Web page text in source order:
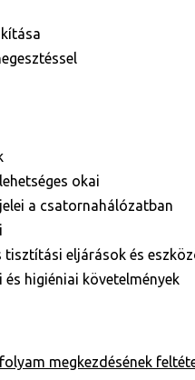
okai
a csatornahálózatban
tisztítási eljárások és
higiéniai követelmények
megkezdésének